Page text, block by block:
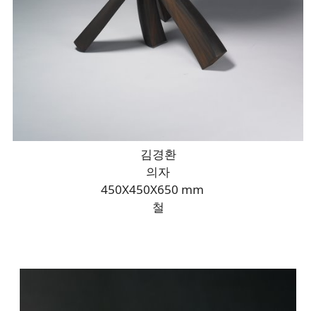
김경환
의자
450X450X650 mm
철